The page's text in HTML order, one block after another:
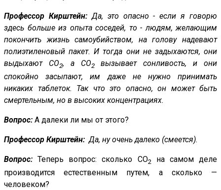
Профессор Кирштейн: Да, это опасно - если я говорю
здесь больше из опыта соседей, то - людям, желающим
покончить жизнь самоубийством, на голову надевают
полиэтиленовый пакет. И тогда они не задыхаются, они
выдыхают СО2, а СО2вызывает сонливость, и они
спокойно засыпают, им даже не нужно принимать
никаких таблеток. Так что это опасно, он может быть
смертельным, но в высоких концентрациях.
Вопрос: А далеки ли мы от этого?
Профессор Кирштейн: Да, ну очень далеко (смеется).
Вопрос: Теперь вопрос: сколько CO2
на самом деле
производится естественным путем, а сколько —
человеком?